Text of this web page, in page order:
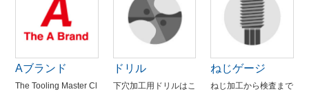
Aブランド
The Tooling Master Cl
ドリル
下穴加工用ドリルはこ
ねじゲージ
ねじ加工から検査まで